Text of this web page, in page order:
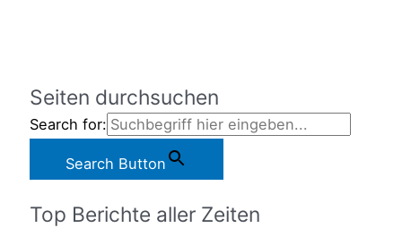
Seiten durchsuchen
Search for:
Search Button
Top Berichte aller Zeiten